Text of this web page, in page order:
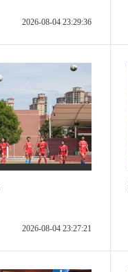
2026-08-04 23:29:36
2026-08-04 23:27:21